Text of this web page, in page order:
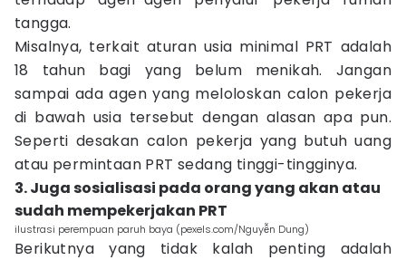
tangga.
Misalnya, terkait aturan usia minimal PRT adalah
18 tahun bagi yang belum menikah. Jangan
sampai ada agen yang meloloskan calon pekerja
di bawah usia tersebut dengan alasan apa pun.
Seperti desakan calon pekerja yang butuh uang
atau permintaan PRT sedang tinggi-tingginya.
3. Juga sosialisasi pada orang yang akan atau
sudah mempekerjakan PRT
ilustrasi perempuan paruh baya (pexels.com/Nguyễn Dung)
Berikutnya yang tidak kalah penting adalah